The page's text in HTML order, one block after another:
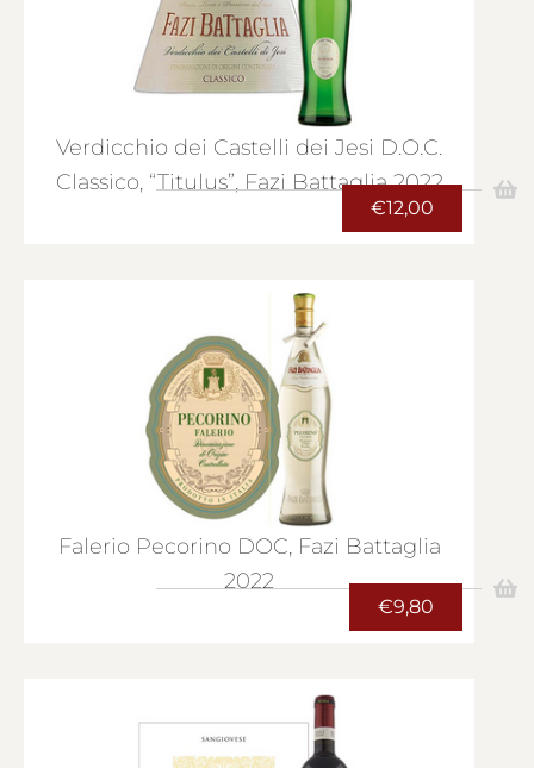
Verdicchio dei Castelli dei Jesi D.O.C.
Classico, “Titulus”, Fazi Battaglia 2022
€12,00
Falerio Pecorino DOC, Fazi Battaglia
2022
€9,80